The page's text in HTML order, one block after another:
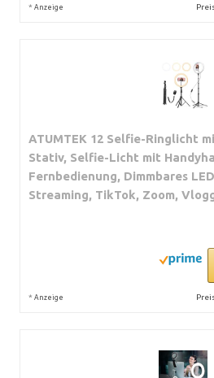
* Anzeige
ATUMTEK 12 Selfie-Ringlicht
Stativ, Selfie-Licht mit
Fernbedienung, Dimmbares
Streaming, TikTok, Zoom,
* Anzeige